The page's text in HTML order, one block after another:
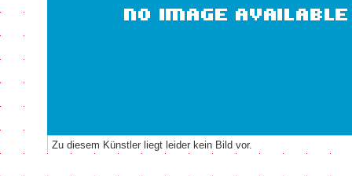
Zu diesem Künstler liegt leider kein Bild vor.